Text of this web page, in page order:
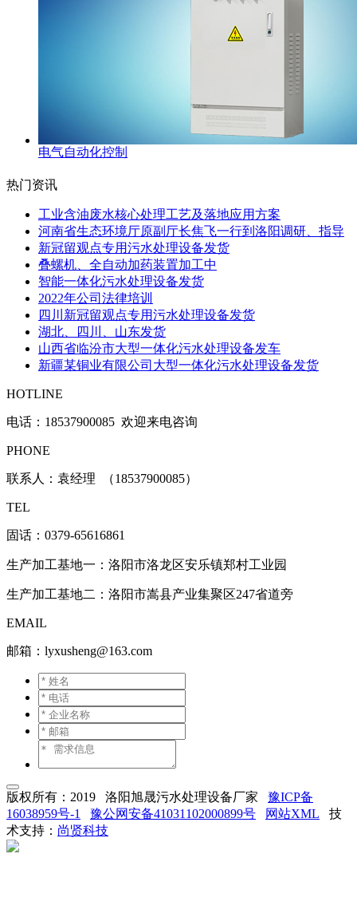
电气自动化控制
热门资讯
工业含油废水核心处理工艺及落地应用方案
河南省生态环境厅原副厅长焦飞一行到洛阳调研、指导
新冠留观点专用污水处理设备发货
叠螺机、全自动加药装置加工中
智能一体化污水处理设备发货
2022年公司法律培训
四川新冠留观点专用污水处理设备发货
湖北、四川、山东发货
山西省临汾市大型一体化污水处理设备发车
新疆某铜业有限公司大型一体化污水处理设备发货
HOTLINE
电话： 18537900085 欢迎来电咨询
PHONE
联系人：袁经理 （18537900085）
TEL
固话：0379-65616861
生产加工基地一：洛阳市洛龙区安乐镇郑村工业园
生产加工基地二：洛阳市嵩县产业集聚区247省道旁
EMAIL
邮箱：lyxusheng@163.com
版权所有：2019 洛阳旭晟污水处理设备厂家 豫ICP备
16038959号-1
豫公网安备41031102000899号 网站XML 技
术支持： 尚贤科技